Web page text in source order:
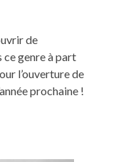
de
ce genre à part
l’ouverture de
prochaine !